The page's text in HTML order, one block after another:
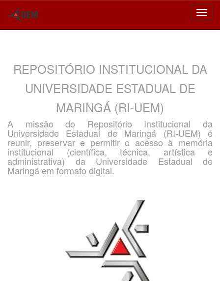
REPOSITÓRIO INSTITUCIONAL DA
UNIVERSIDADE ESTADUAL DE
MARINGÁ (RI-UEM)
A missão do Repositório Institucional da
Universidade Estadual de Maringá (RI-UEM) é
reunir, preservar e permitir o acesso à memória
institucional (científica, técnica, artística e
administrativa) da Universidade Estadual de
Maringá em formato digital.